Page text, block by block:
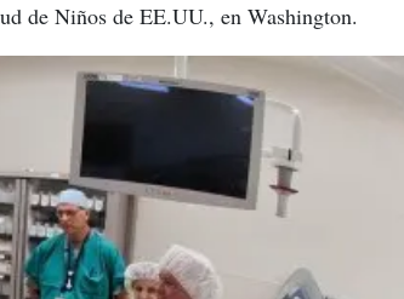
de Niños de EE.UU., en Washington.